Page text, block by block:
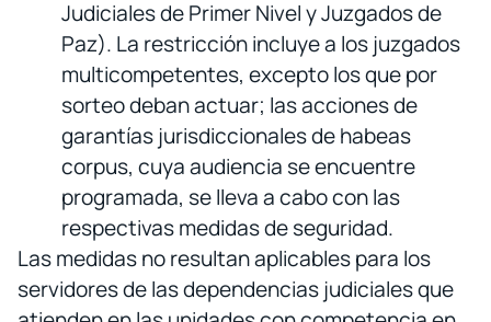
Judiciales de Primer Nivel y Juzgados de
Paz). La restricción incluye a los juzgados
multicompetentes, excepto los que por
sorteo deban actuar; las acciones de
garantías jurisdiccionales de habeas
corpus, cuya audiencia se encuentre
programada, se lleva a cabo con las
respectivas medidas de seguridad.
Las medidas no resultan aplicables para los
servidores de las dependencias judiciales que